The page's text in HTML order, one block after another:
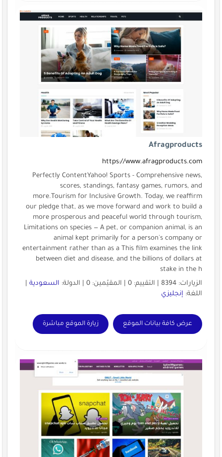
Afragproducts
https://www.afragproducts.com
Perfectly ContentYahoo! Sports - Comprehensive news,
scores, standings, fantasy games, rumors, and
more.Tourism for Inclusive Growth. Today, we reaffirm
our pledge that, as we move forward and work to build a
more prosperous and peaceful world through tourism,
Limitations on species — A pet, or companion animal, is an
animal kept primarily for a person's company or
entertainment rather than as a This film examines the link
between diet and disease, and the billions of dollars at
stake in the h
الزيارات: 8394 | التقييم: 0 | المقيّمين: 0 | الدولة:
السعودية|
اللغة: إنجليزي
عرض كافة بيانات الموقع زيارة الموقع مباشرة